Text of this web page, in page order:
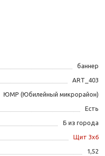
баннер
ART_403
ЮМР (Юбилейный микрорайон)
Есть
Б из города
Щит 3х6
1,52